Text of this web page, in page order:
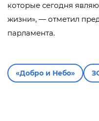
которые сегодня
жизни», — отметил
парламента.
«Добро и Небо»